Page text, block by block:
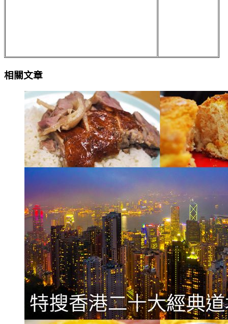
相關文章